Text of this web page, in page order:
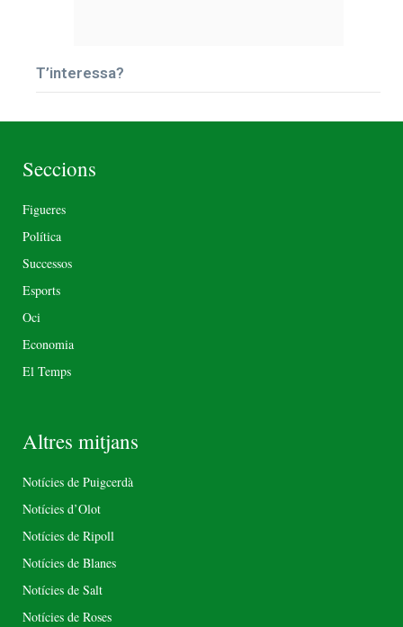
T’interessa?
Seccions
Figueres
Política
Successos
Esports
Oci
Economia
El Temps
Altres mitjans
Notícies de Puigcerdà
Notícies d’Olot
Notícies de Ripoll
Notícies de Blanes
Notícies de Salt
Notícies de Roses